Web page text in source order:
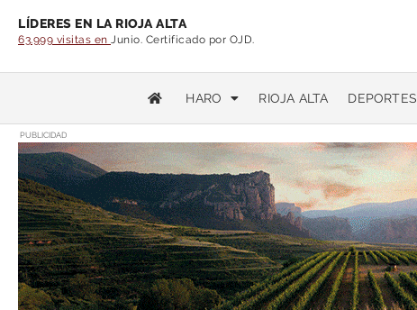
LÍDERES EN LA RIOJA ALTA
63.999 visitas en Junio. Certificado por OJD.
HARO RIOJA ALTA DEPORTES
PUBLICIDAD